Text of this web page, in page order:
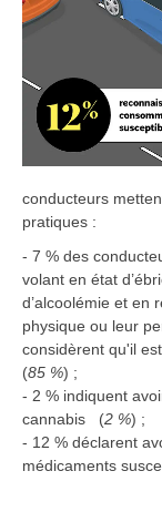
conducteurs
pratiques :
- 7 % des
volant en état
d’alcoolémie et en
physique ou leur
considèrent qu'il
(85 %) ;
- 2 % indiquent
cannabis (2 %) ;
- 12 % déclarent
médicaments